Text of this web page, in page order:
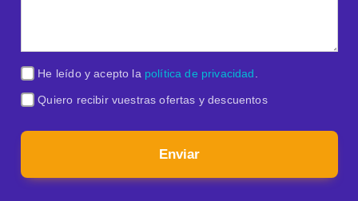
He leído y acepto la política de privacidad
Quiero recibir vuestras ofertas y descuentos
Enviar